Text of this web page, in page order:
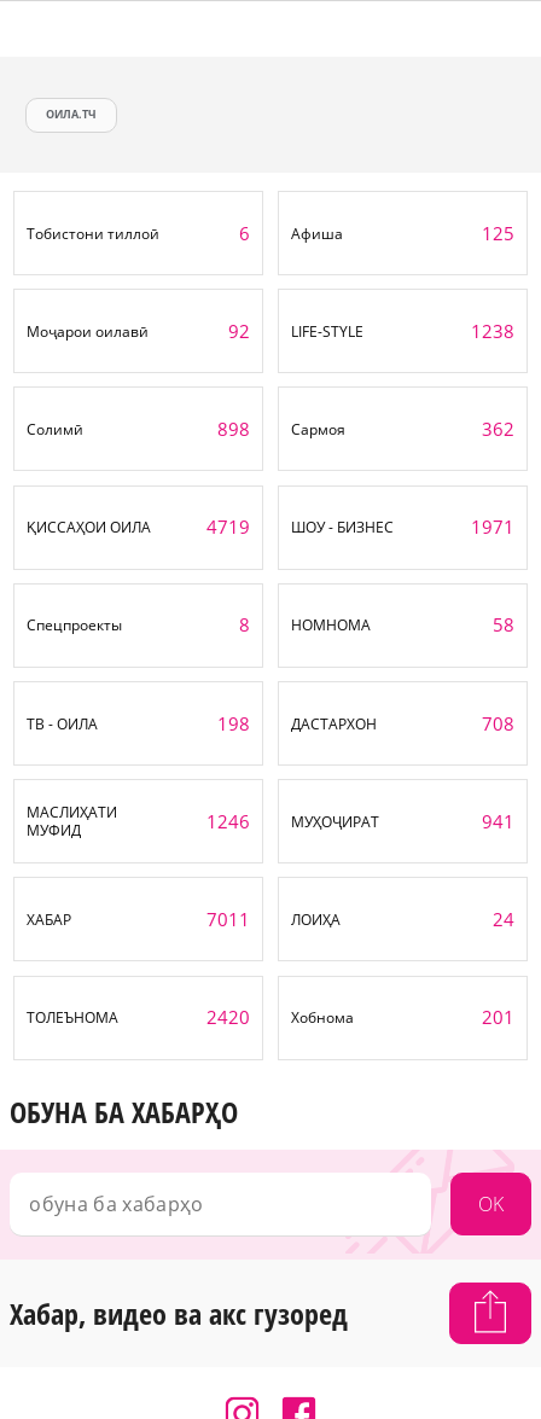
ОИЛА.ТЧ
Тобистони тиллоӣ 6 Афиша 125
Моҷарои оилавӣ 92 LIFE-STYLE 1238
Солимӣ 898 Сармоя 362
ҚИССАҲОИ ОИЛА 4719 ШОУ - БИЗНЕС 1971
Спецпроекты 8 НОМНОМА 58
ТВ - ОИЛА 198 ДАСТАРХОН 708
МАСЛИҲАТИ
МУФИД
1246 МУҲОҶИРАТ 941
ХАБАР 7011 ЛОИҲА 24
ТОЛЕЪНОМА 2420 Хобнома 201
ОБУНА БА ХАБАРҲО
OK
Хабар, видео ва акс гузоред